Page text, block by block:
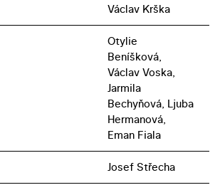
Václav Krška
Otylie
Beníšková,
Václav Voska,
Jarmila
Bechyňová, Ljuba
Hermanová,
Eman Fiala
Josef Střecha